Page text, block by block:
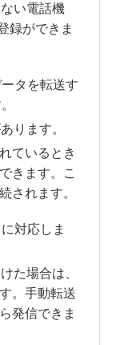
い電話機
録ができま
タを転送す
ります。
ているとき
きます。こ
されます。
対応しま
た場合は、
。手動転送
発信できま